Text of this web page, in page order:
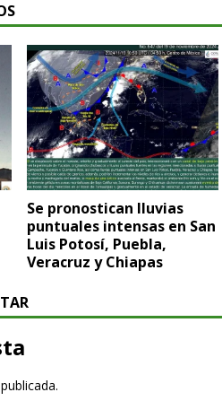
Se pronostican lluvias
puntuales intensas en San
Luis Potosí, Puebla,
Veracruz y Chiapas